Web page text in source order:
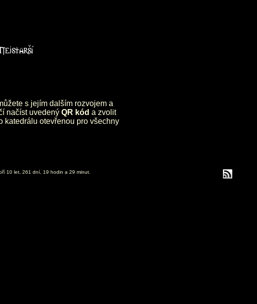
s jejím dalším rozvojem a
načíst uvedený QR kód a zvolit
katedrálu otevřenou pro všechny
10 let, 261 dní, 19 hodin a 29 minut.